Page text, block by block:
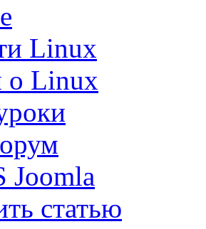
Linux
о Linux
Joomla
статью